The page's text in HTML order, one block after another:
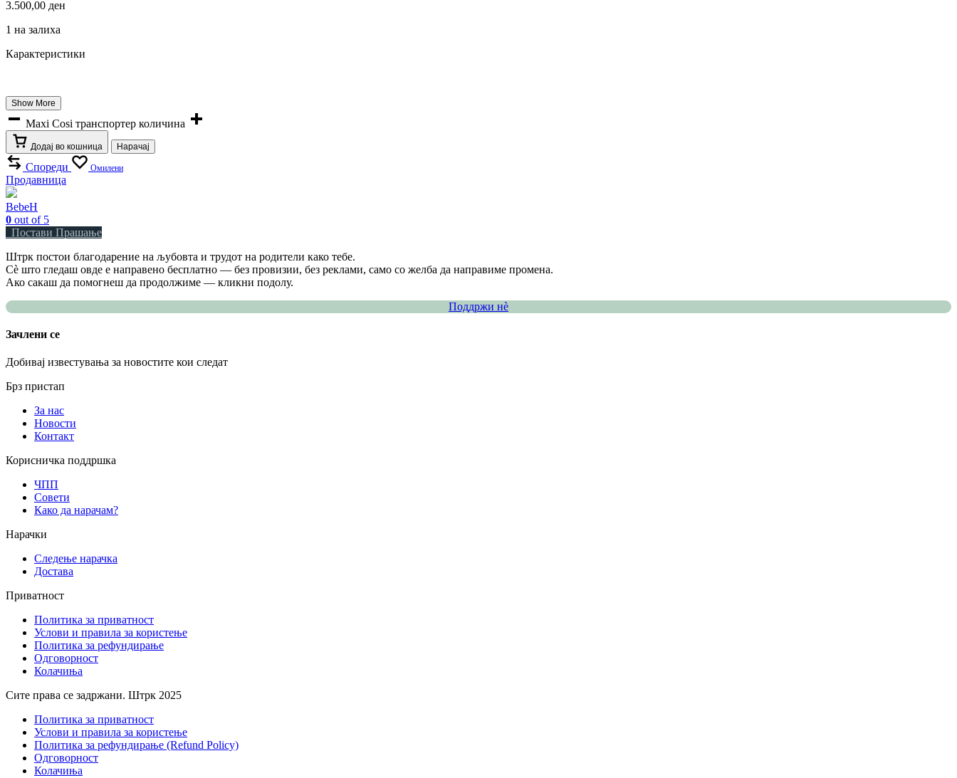
3.500,00 ден
1 на залиха
Карактеристики
Show More
Maxi Cosi транспортер количина
Додај во кошница Нарачај
Спореди Омилени
Продавница
BebeH
0 out of 5
Постави Прашање
Штрк постои благодарение на љубовта и трудот на родители како тебе.
Сè што гледаш овде е направено бесплатно — без провизии, без реклами, само со желба да направиме промена.
Ако сакаш да помогнеш да продолжиме — кликни подолу.
Поддржи нѐ
Зачлени се
Добивај известувања за новостите кои следат
Брз пристап
За нас
Новости
Контакт
Корисничка поддршка
ЧПП
Совети
Како да нарачам?
Нарачки
Следење нарачка
Достава
Приватност
Политика за приватност
Услови и правила за користење
Политика за рефундирање
Одговорност
Колачиња
Сите права се задржани. Штрк 2025
Политика за приватност
Услови и правила за користење
Политика за рефундирање (Refund Policy)
Одговорност
Колачиња